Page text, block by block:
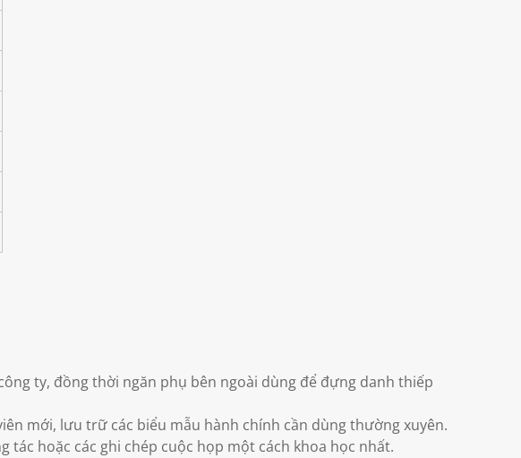
ty, đồng thời ngăn phụ bên ngoài dùng để đựng danh thiếp
mới, lưu trữ các biểu mẫu hành chính cần dùng thường xuyên.
tác hoặc các ghi chép cuộc họp một cách khoa học nhất.